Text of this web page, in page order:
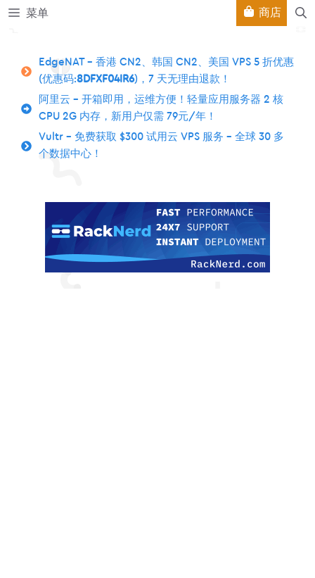
跳
菜单 商店
EdgeNAT – 香港 CN2、韩国 CN2、美国 VPS 5 折优惠
(优惠码:8DFXF04IR6)，7 天无理由退款！
阿里云 – 开箱即用，运维方便！轻量应用服务器 2 核
CPU 2G 内存，新用户仅需 79元/年！
Vultr – 免费获取 $300 试用云 VPS 服务 – 全球 30 多
个数据中心！